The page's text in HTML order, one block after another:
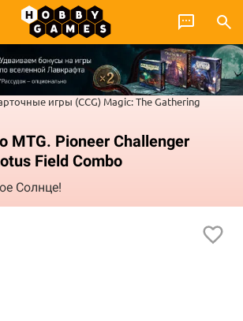
игры (CCG) Magic: The Gathering
MTG. Pioneer Challenger
Field Combo
Солнце!